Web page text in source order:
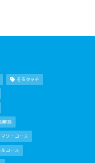
そろタッチ
解説
マリーコース
ルコース